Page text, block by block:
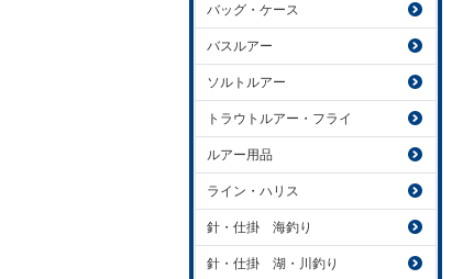
バッグ・ケース
バスルアー
ソルトルアー
トラウトルアー・フライ
ルアー用品
ライン・ハリス
針・仕掛 海釣り
針・仕掛 湖・川釣り